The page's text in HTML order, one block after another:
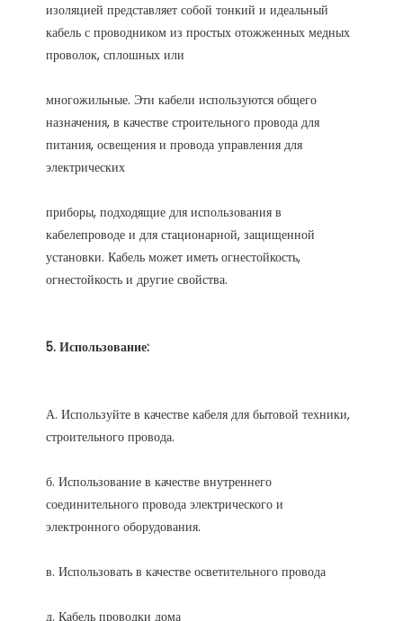
изоляцией представляет собой тонкий и идеальный
кабель с проводником из простых отожженных медных
многожильные. Эти кабели используются общего
назначения, в качестве строительного провода для
питания, освещения и провода управления для
приборы, подходящие для использования в
кабелепроводе и для стационарной, защищенной
установки. Кабель может иметь огнестойкость,
А. Используйте в качестве кабеля для бытовой техники,
б. Использование в качестве внутреннего
соединительного провода электрического и